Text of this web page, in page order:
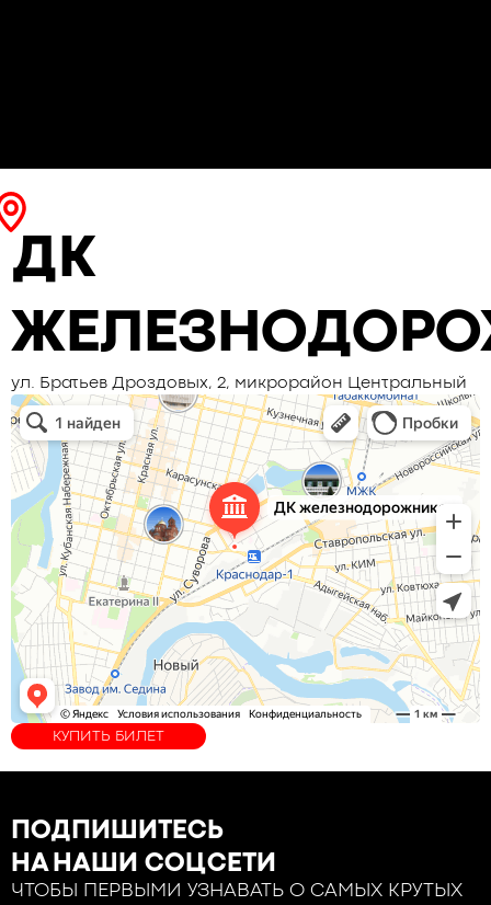
ДК
ул. Братьев Дроздовых, 2, микрорайон Центральный
КУПИТЬ БИЛЕТ
ПОДПИШИТЕСЬ
НА НАШИ СОЦСЕТИ
ЧТОБЫ ПЕРВЫМИ УЗНАВАТЬ О САМЫХ КРУТЫХ